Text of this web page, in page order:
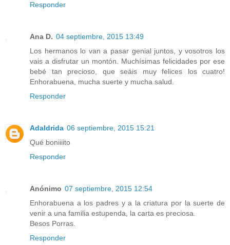
Responder
Ana D. 04 septiembre, 2015 13:49
Los hermanos lo van a pasar genial juntos, y vosotros los
vais a disfrutar un montón. Muchísimas felicidades por ese
bebé tan precioso, que seáis muy felices los cuatro!
Enhorabuena, mucha suerte y mucha salud.
Responder
Adaldrida 06 septiembre, 2015 15:21
Qué boniiiito
Responder
Anónimo 07 septiembre, 2015 12:54
Enhorabuena a los padres y a la criatura por la suerte de
venir a una familia estupenda, la carta es preciosa.
Besos Porras.
Responder